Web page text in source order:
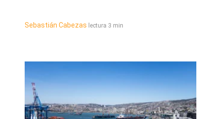
Sebastián Cabezas lectura 3 min